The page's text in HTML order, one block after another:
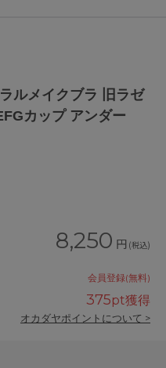
ルメイクブラ 旧ラゼ
カップ アンダー
8,250 円 (税込)
会員登録(無料)
375pt獲得
オカダヤポイントについて >